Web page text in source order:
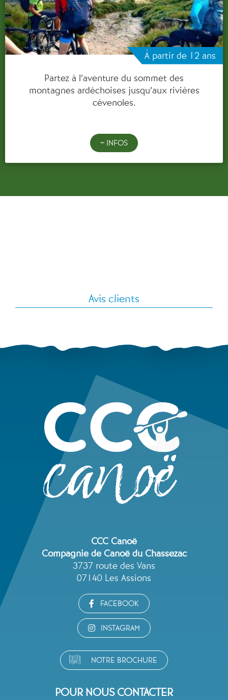
À partir de 12 ans
Partez à l’aventure du sommet des
montagnes ardéchoises jusqu’aux rivières
cévenoles.
+ INFOS
Avis clients
CCC Canoë
Compagnie de Canoë du Chassezac
3737 route des Vans
07140 Les Assions
FACEBOOK
INSTAGRAM
NOTRE BROCHURE
POUR NOUS CONTACTER